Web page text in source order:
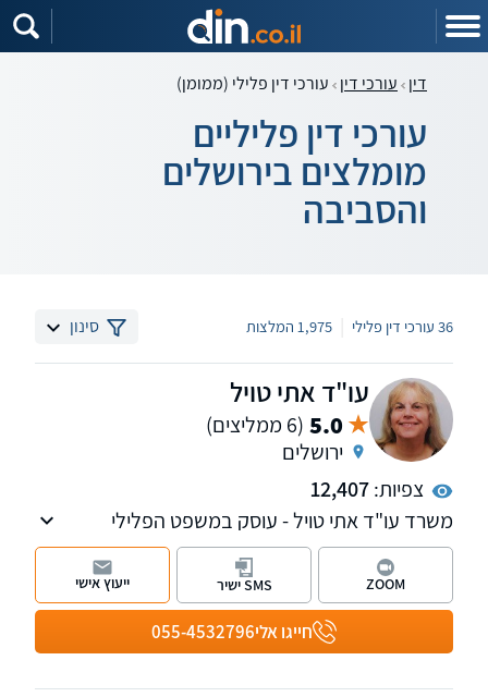
דין עורכי דין עורכי דין פלילי (ממומן)
עורכי דין פליליים
מומלצים בירושלים
והסביבה
36 עורכי דין פלילי 1,975 המלצות סינון
עו"ד אתי טויל
5.0 (6 ממליצים)
ירושלים
צפיות:12,407
משרד עו"ד אתי טויל - עוסק במשפט הפלילי
(הטרדות מיניות, עתירות אסירים, עבירות סמים,
עבריינות נוער ועוד), דיני משפחה, דיני עבודה
ובתחום נזקי גוף ותאונות.
חייגו אלי055-4532796
ZOOM SMS ישיר ייעוץ אישי